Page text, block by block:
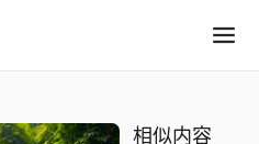
相似内容